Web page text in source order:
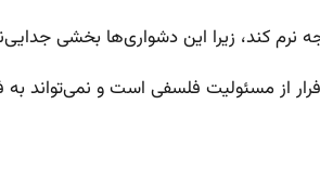
نرم کند، زیرا این دشواری‌ها بخشی
از مسئولیت فلسفی است و نمی‌تواند به